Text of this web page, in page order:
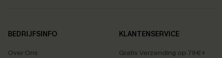
BEDRIJFSINFO
Over Ons
KLANTENSERVICE
Gratis Verzending op 79€+